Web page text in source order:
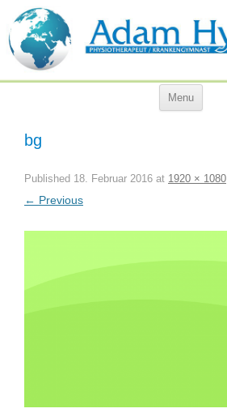
Menu
bg
Published 18. Februar 2016 at 1920 × 1080
← Previous